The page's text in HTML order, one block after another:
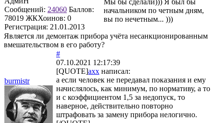
Сообщений: 24060 Баллов:
78019 ЖКХоинов: 0
Регистрация: 21.01.2013
начальником по четным дням,
вы по нечетным... )))
Является ли демонтаж прибора учёта несанкционированным
вмешательством в его работу?
burmistr
#
07.10.2021 12:17:39
[QUOTE]axx написал:
а если человек не передавал показания и ему
начислялось, как минимум, по нормативу, а то
и с коэффициентом 1,5 за недопуск, то
наверное, действительно повторно
штрафовать за замену прибора нелогично.